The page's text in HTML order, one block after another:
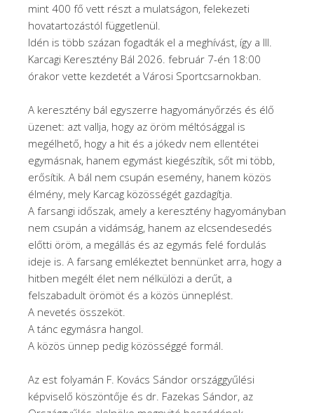
mint 400 fő vett részt a mulatságon, felekezeti
hovatartozástól függetlenül.
Idén is több százan fogadták el a meghívást, így a III.
Karcagi Keresztény Bál 2026. február 7-én 18:00
órakor vette kezdetét a Városi Sportcsarnokban.
A keresztény bál egyszerre hagyományőrzés és élő
üzenet: azt vallja, hogy az öröm méltósággal is
megélhető, hogy a hit és a jókedv nem ellentétei
egymásnak, hanem egymást kiegészítik, sőt mi több,
erősítik. A bál nem csupán esemény, hanem közös
élmény, mely Karcag közösségét gazdagítja.
A farsangi időszak, amely a keresztény hagyományban
nem csupán a vidámság, hanem az elcsendesedés
előtti öröm, a megállás és az egymás felé fordulás
ideje is. A farsang emlékeztet bennünket arra, hogy a
hitben megélt élet nem nélkülözi a derűt, a
felszabadult örömöt és a közös ünneplést.
A nevetés összeköt.
A tánc egymásra hangol.
A közös ünnep pedig közösséggé formál.
Az est folyamán F. Kovács Sándor országgyűlési
képviselő köszöntője és dr. Fazekas Sándor, az